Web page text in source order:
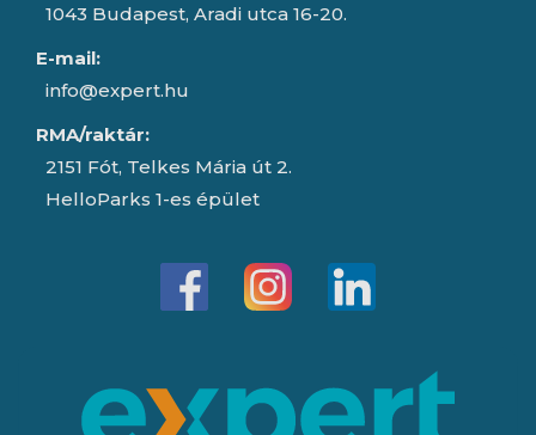
1043 Budapest, Aradi utca 16-20.
E-mail:
info@expert.hu
RMA/raktár:
2151 Fót, Telkes Mária út 2.
HelloParks 1-es épület